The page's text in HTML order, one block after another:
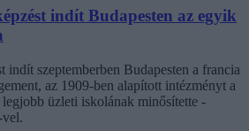
indít Budapesten az egyik
indít szeptemberben Budapesten a francia
az 1909-ben alapított intézményt a
üzleti iskolának minősítette -